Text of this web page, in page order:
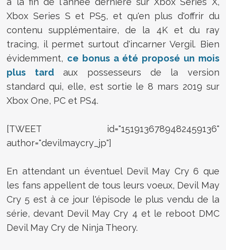
Xbox Series S et PS5, et qu'en plus d'offrir du
contenu supplémentaire, de la 4K et du ray
tracing, il permet surtout d'incarner Vergil. Bien
évidemment, ce bonus a été proposé un mois
plus tardaux possesseurs de la version
standard qui, elle, est sortie le 8 mars 2019 sur
Xbox One, PC et PS4.
[TWEET id="1519136789482459136"
author="devilmaycry_jp"]
En attendant un éventuel Devil May Cry 6 que
les fans appellent de tous leurs voeux, Devil May
Cry 5 est à ce jour l'épisode le plus vendu de la
série, devant Devil May Cry 4 et le reboot DMC
Devil May Cry de Ninja Theory.